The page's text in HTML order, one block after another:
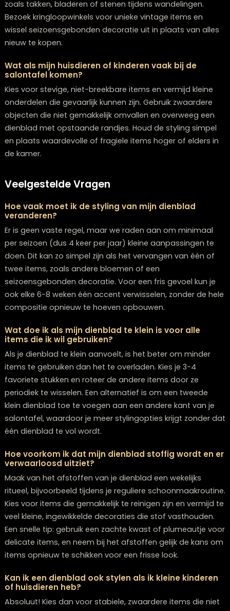
een groter dienblad dat maximaal twee derde van je
tafeloppervlak bedekt.
uitziet?
Beperk je tot maximaal 5-7 items en gebruik de ‘regel
oneven getallen’ – groepeer items in groepen van 3
Zorg voor verschillende hoogtes en laat bewust lege
ruimte over. Kies items die qua kleur of materiaal met
elkaar harmoniëren en vermijd te veel kleine, losse
voorwerpen.
Kan ik kunstbloemen gebruiken in plaats van
planten?
Ja, hoogwaardige kunstbloemen kunnen een goed
alternatief zijn, vooral als je weinig tijd hebt voor
onderhoud of een donkere woonkamer hebt. Kies
realistische kunstbloemen en wissel ze af en toe om
variatie. Mix ze eventueel met echte elementen zoals
takken of gedroogde bloemen voor een natuurlijker
Welke fouten moet ik vermijden bij het stylen
mijn dienblad?
Vermijd deze veelgemaakte fouten: te veel items
gebruiken waardoor het rommelig wordt, alle items
dezelfde hoogte plaatsen (geen visuele interesse),
praktische items zonder decoratieve waarde kiezen,
dienblad als permanent opbergplek gebruiken voor
afstandsbedieningen en sleutels.
Hoe kan ik mijn dienblad styling budget-
houden?
Gebruik items die je al in huis hebt, zoals mooie
kaarsen of boeken. Verzamel gratis natuurlijke
zoals takken, bladeren of stenen tijdens wandelingen.
Bezoek kringloopwinkels voor unieke vintage items en
wissel seizoensgebonden decoratie uit in plaats van
nieuw te kopen.
Wat als mijn huisdieren of kinderen vaak bij de
salontafel komen?
Kies voor stevige, niet-breekbare items en vermijd
onderdelen die gevaarlijk kunnen zijn. Gebruik
objecten die niet gemakkelijk omvallen en overweeg